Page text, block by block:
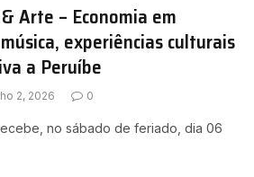
Arte – Economia em
experiências culturais
a Peruíbe
2, 2026 0
no sábado de feriado, dia 06